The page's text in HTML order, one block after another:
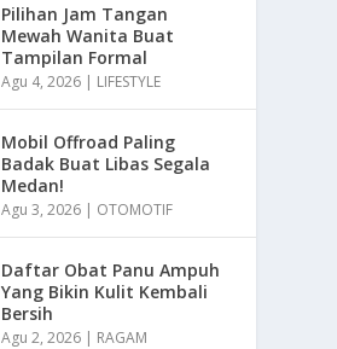
Pilihan Jam Tangan
Mewah Wanita Buat
Tampilan Formal
Agu 4, 2026 | LIFESTYLE
Mobil Offroad Paling
Badak Buat Libas Segala
Medan!
Agu 3, 2026 | OTOMOTIF
Daftar Obat Panu Ampuh
Yang Bikin Kulit Kembali
Bersih
Agu 2, 2026 | RAGAM